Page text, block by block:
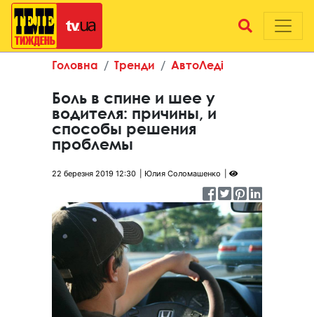
Головна Тренди АвтоЛеді
Боль в спине и шее у
водителя: причины, и
способы решения
проблемы
22 березня 2019 12:30 Юлия Соломашенко